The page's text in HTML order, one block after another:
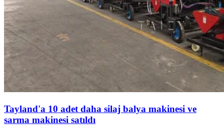
Tayland'a 10 adet daha silaj balya makinesi ve
sarma makinesi satıldı